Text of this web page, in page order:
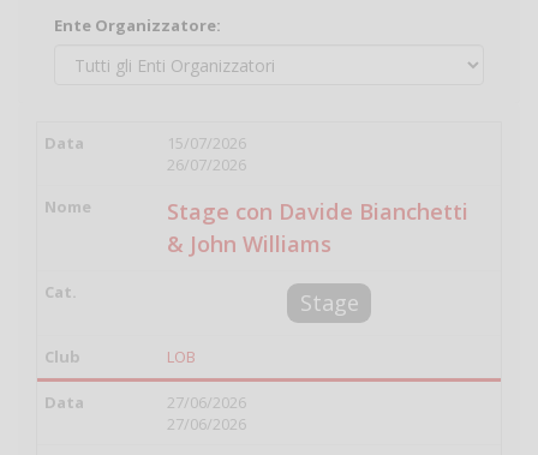
Ente Organizzatore:
15/07/2026
26/07/2026
Stage con Davide Bianchetti
& John Williams
Stage
LOB
27/06/2026
27/06/2026